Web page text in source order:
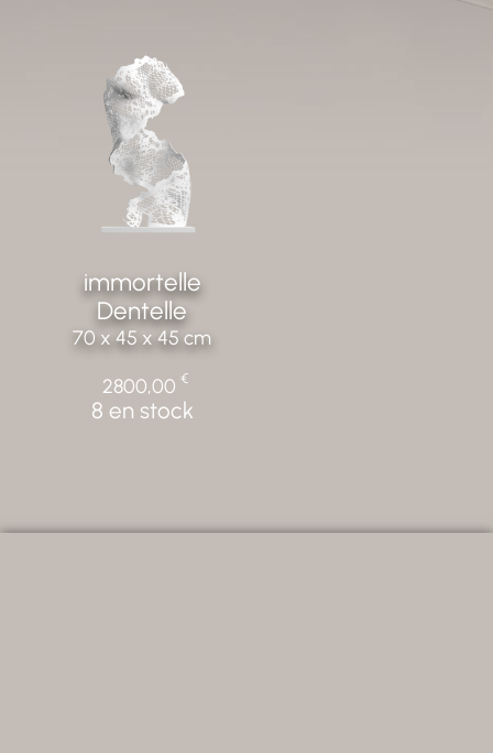
immortelle
Dentelle
70 x 45 x 45 cm
2800,00€
8 en stock